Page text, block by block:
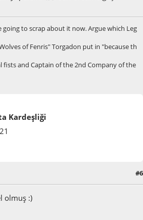
going to scrap about it now. Argue which Leg
of Fenris" Torgadon put in "because th
fists and Captain of the 2nd Company of the
Kardeşliği
#6
olmuş :)